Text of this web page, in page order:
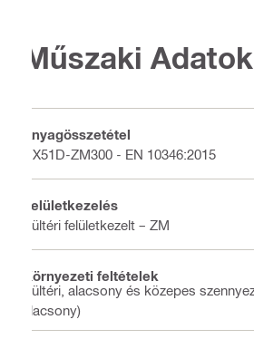
Műszaki Adatok
Anyagösszetétel
DX51D-ZM300 - EN 10346:2015
Felületkezelés
Kültéri felületkezelt – ZM
Környezeti feltételek
Kültéri, alacsony és közepes
alacsony)